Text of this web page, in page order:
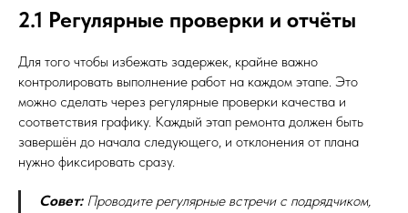
2.1 Регулярные проверки и отчёты
Для того чтобы избежать задержек, крайне важно
контролировать выполнение работ на каждом этапе. Это
можно сделать через регулярные проверки качества и
соответствия графику. Каждый этап ремонта должен быть
завершён до начала следующего, и отклонения от плана
нужно фиксировать сразу.
Совет: Проводите регулярные встречи с подрядчиком,